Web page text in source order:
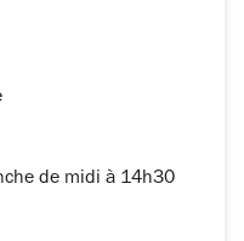
de midi à 14h30